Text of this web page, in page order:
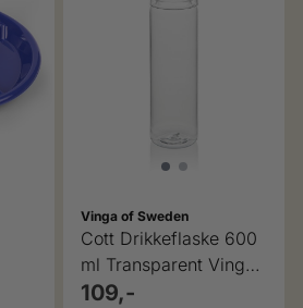
Vinga of Sweden
Cott Drikkeflaske 600
ml Transparent Vinga
of Sweden
109,-